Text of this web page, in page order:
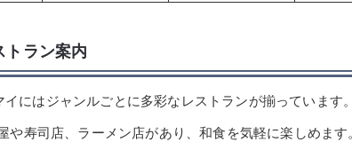
トラン案内
にはジャンルごとに多彩なレストランが揃っています。
や寿司店、ラーメン店があり、和食を気軽に楽しめま